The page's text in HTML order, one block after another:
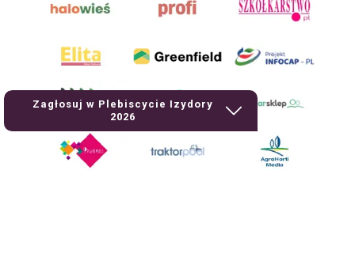
Zagłosuj w Plebiscycie Izydory
2026